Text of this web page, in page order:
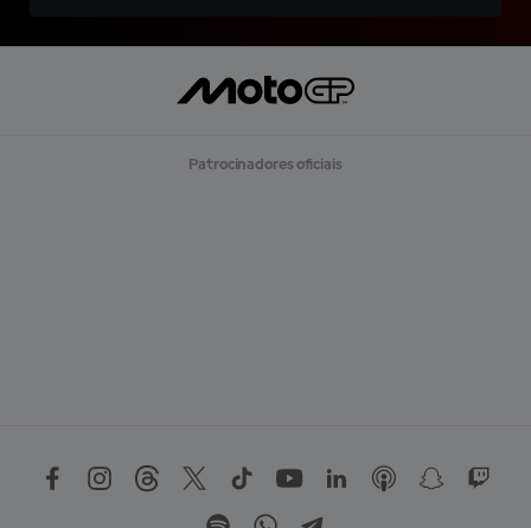
Patrocinadores oficiais